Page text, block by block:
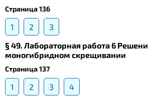
Страница 136
1 2
3
§ 49. Лабораторная работа 6
моногибридном скрещивании
Страница 137
1 2 3
4